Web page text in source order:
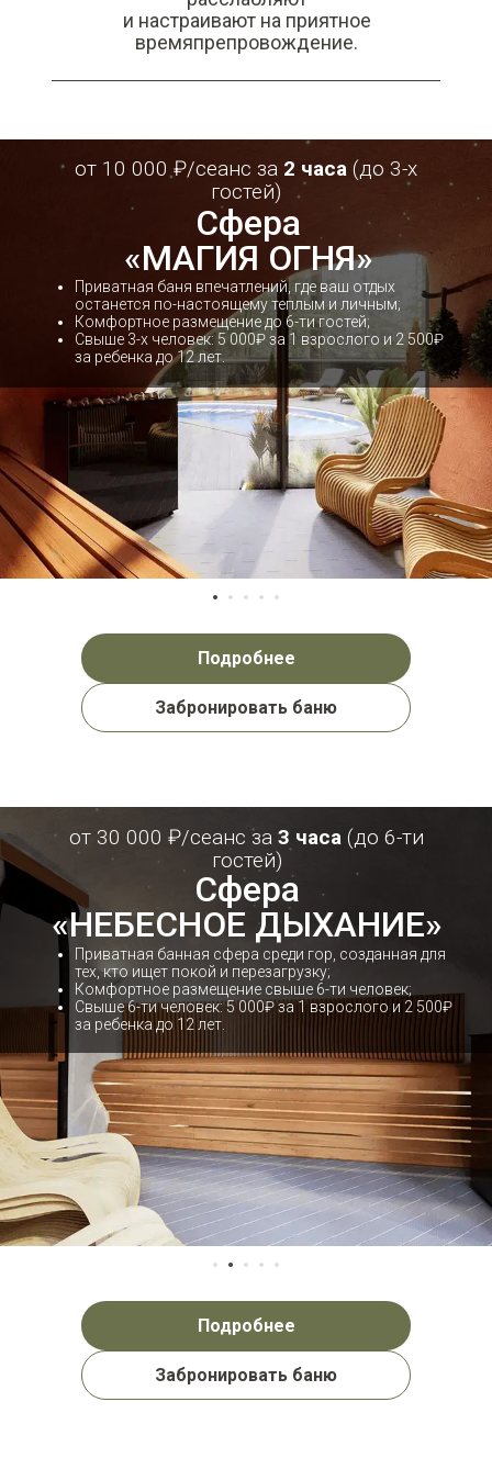
и настраивают на приятное
времяпрепровождение.
Подробнее
Забронировать баню
Подробнее
Забронировать баню
Приватная баня впечатлений, где ваш отдых
останется по-настоящему теплым и личным;
Комфортное размещение до 6-ти гостей;
Свыше 3-х человек: 5 000₽ за 1 взрослого и 2 500₽
за ребенка до 12 лет.
Cфера
«МАГИЯ ОГНЯ»
от 10 000 ₽/сеанс за 2 часа (до 3-х
гостей)
Приватная банная сфера среди гор, созданная для
тех, кто ищет покой и перезагрузку;
Комфортное размещение свыше 6-ти человек;
Свыше 6-ти человек: 5 000₽ за 1 взрослого и 2 500₽
за ребенка до 12 лет.
Cфера
«НЕБЕСНОЕ ДЫХАНИЕ»
от 30 000 ₽/сеанс за 3 часа (до 6-ти
гостей)